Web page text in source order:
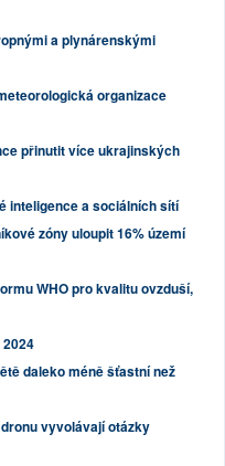
a plynárenskými
organizace
přinutit více ukrajinských
inteligence a sociálních sítí
zóny uloupit 16% území
WHO pro kvalitu ovzduší,
daleko méně šťastní než
vyvolávají otázky